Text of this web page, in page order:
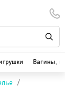
Вагины,